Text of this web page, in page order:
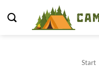
Inhalt
Start